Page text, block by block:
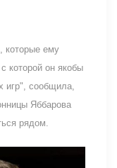
которые ему
которой он якобы
игр", сообщила,
Яббарова
рядом.